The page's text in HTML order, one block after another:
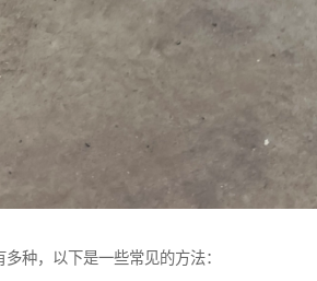
种，以下是一些常见的方法：